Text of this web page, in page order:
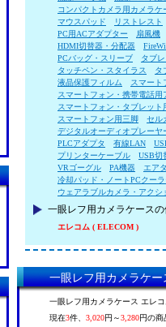
コンパクトカメラ用カメラケ
マウスパッド
リストレスト
PC用ACアダプター
扇風機
HDMI切替器・分配器
PCバッグ・スリーブ
タブ
タッチペン・スタイラス
タ
液晶保護フィルム
スマート
スマートフォン・携帯電話用
スマートフォン・タブレッ
スマートフォン用三脚
セル
デジタルオーディオプレーヤ
PLCアダプタ
有線LAN
プリンターケーブル
USB切
VRゴーグル
PA機器 エア
冷却パッド・ノートPCクーラ
ウェアラブルカメラ・アクシ
一眼レフ用カメラケース
エレコム ( ELECOM )
一眼レフ用カメラケ
一眼レフ用カメラケース エレ
現在3件、 3,020円～3,280円の商